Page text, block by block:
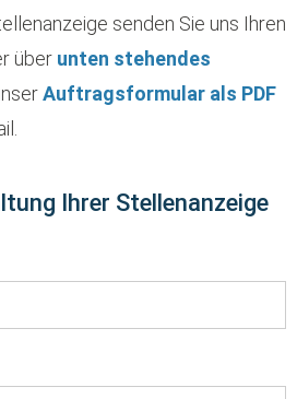
senden Sie uns Ihren
über unten stehendes
Auftragsformular als PDF
Ihrer Stellenanzeige